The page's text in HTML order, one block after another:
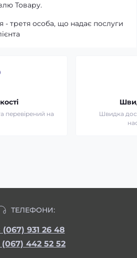
Товару.
- третя особа, що надає послуги
перевірений на
Швидка
ТЕЛЕФОНИ:
(067) 931 26 48
(067) 442 52 52